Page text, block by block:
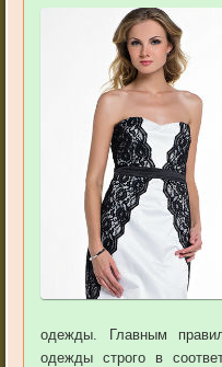
одежды. Главным
одежды строго в